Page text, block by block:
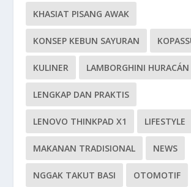
KHASIAT PISANG AWAK
KONSEP KEBUN SAYURAN
KULINER LAMBORGHINI HURACÁN
LENGKAP DAN PRAKTIS
LENOVO THINKPAD X1 LIFESTYLE
MAKANAN TRADISIONAL NEWS
NGGAK TAKUT BASI OTOMOTIF